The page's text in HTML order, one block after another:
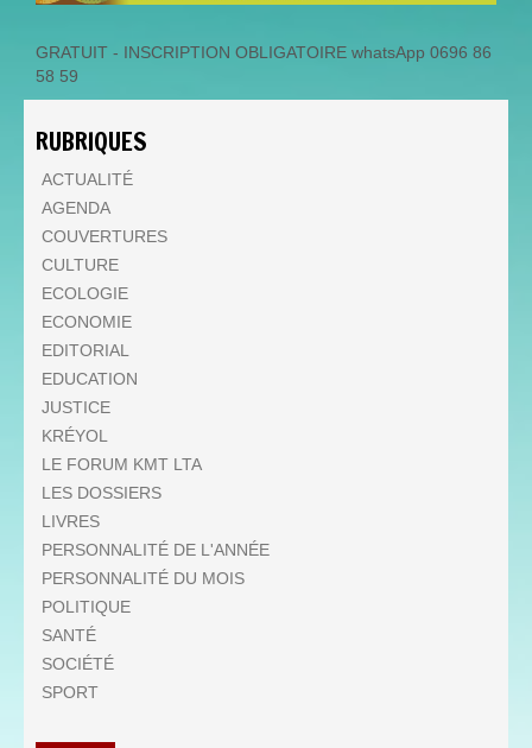
GRATUIT - INSCRIPTION OBLIGATOIRE whatsApp 0696 86
58 59
RUBRIQUES
ACTUALITÉ
AGENDA
COUVERTURES
CULTURE
ECOLOGIE
ECONOMIE
EDITORIAL
EDUCATION
JUSTICE
KRÉYOL
LE FORUM KMT LTA
LES DOSSIERS
LIVRES
PERSONNALITÉ DE L'ANNÉE
PERSONNALITÉ DU MOIS
POLITIQUE
SANTÉ
SOCIÉTÉ
SPORT